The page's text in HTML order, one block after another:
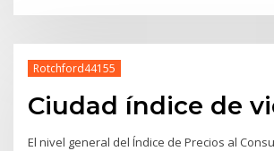
Rotchford44155
Ciudad índice de
El nivel general del Índice de Precios al